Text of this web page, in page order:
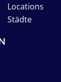
Locations
Städte